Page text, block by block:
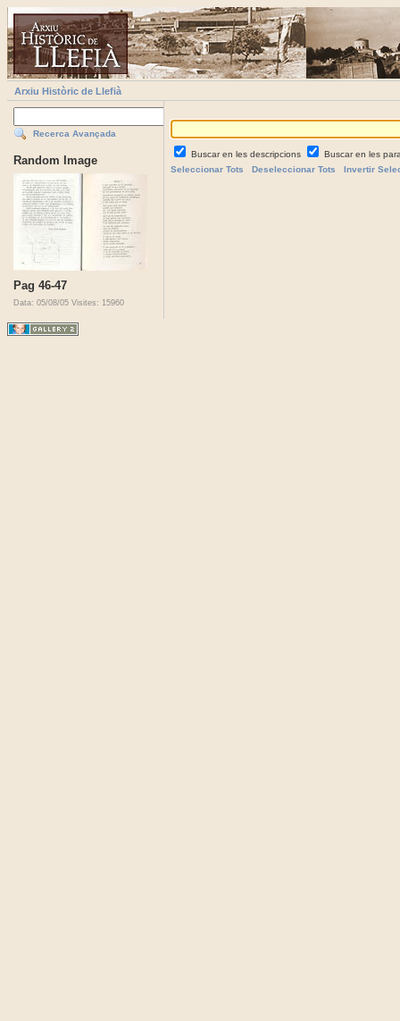
Arxiu Històric de Llefià
Recerca Avançada
Random Image
Pag 46-47
Data: 05/08/05 Visites: 15960
Buscar en les descripcions
Buscar en les
Seleccionar Tots
Deseleccionar Tots Invertir